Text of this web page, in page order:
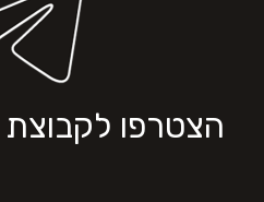
הצטרפו